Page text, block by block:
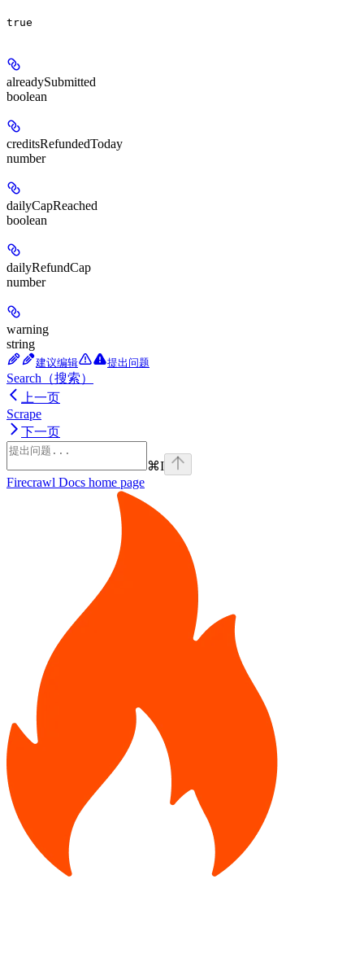
true
alreadySubmitted
boolean
creditsRefundedToday
number
dailyCapReached
boolean
dailyRefundCap
number
warning
string
建议编辑 提出问题
Search（搜索）
上一页
Scrape
下一页
⌘I
Firecrawl Docs home page